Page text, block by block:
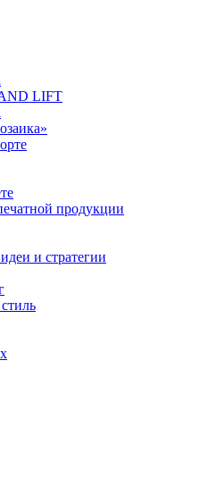
LIFT
продукции
и стратегии